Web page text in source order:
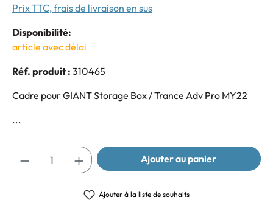
Prix TTC, frais de livraison en sus
Disponibilité:
article avec délai
Réf. produit : 310465
Cadre pour GIANT Storage Box / Trance Adv Pro MY22
...
Ajouter au panier
Ajouter à la liste de souhaits